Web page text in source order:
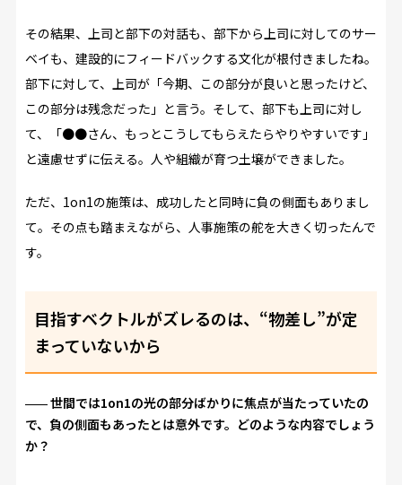
その結果、上司と部下の対話も、部下から上司に対してのサー
ベイも、建設的にフィードバックする文化が根付きましたね。
部下に対して、上司が「今期、この部分が良いと思ったけど、
この部分は残念だった」と言う。そして、部下も上司に対し
て、「●●さん、もっとこうしてもらえたらやりやすいです」
と遠慮せずに伝える。人や組織が育つ土壌ができました。
ただ、1on1の施策は、成功したと同時に負の側面もありまし
て。その点も踏まえながら、人事施策の舵を大きく切ったんで
す。
目指すベクトルがズレるのは、“物差し”が定
まっていないから
世間では1on1の光の部分ばかりに焦点が当たっていたの
で、負の側面もあったとは意外です。どのような内容でしょう
か？